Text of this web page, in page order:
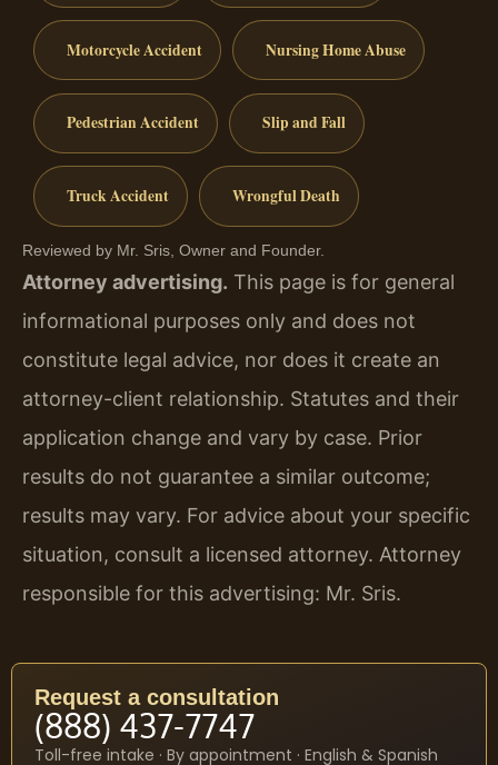
Motorcycle Accident Nursing Home Abuse
Pedestrian Accident Slip and Fall
Truck Accident Wrongful Death
Reviewed by Mr. Sris, Owner and Founder.
Attorney advertising. This page is for general
informational purposes only and does not
constitute legal advice, nor does it create an
attorney-client relationship. Statutes and their
application change and vary by case. Prior
results do not guarantee a similar outcome;
results may vary. For advice about your specific
situation, consult a licensed attorney. Attorney
responsible for this advertising: Mr. Sris.
Request a consultation
(888) 437-7747
Toll-free intake · By appointment · English & Spanish